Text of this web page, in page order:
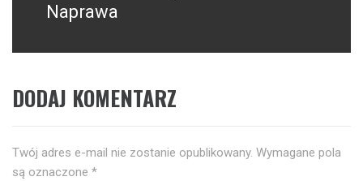
Naprawa
DODAJ KOMENTARZ
Twój adres e-mail nie zostanie opublikowany. Wymagane pola
są oznaczone *